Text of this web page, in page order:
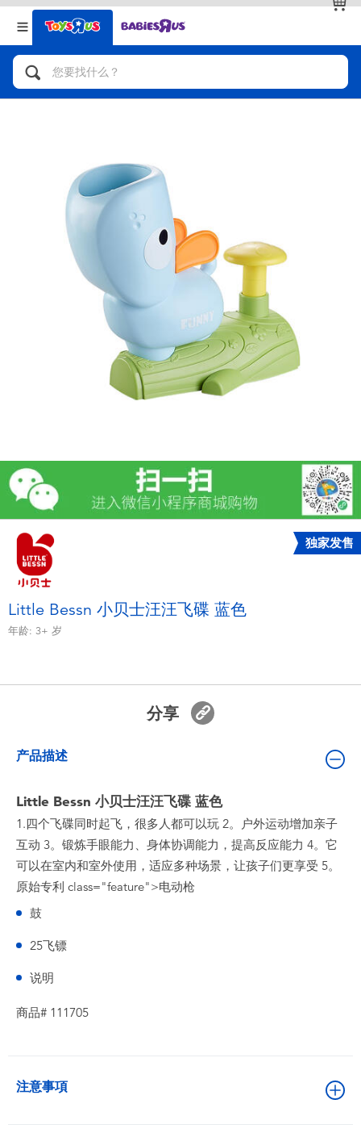
返回
分类目录
人气英雄，角色扮演，射击玩具
拼砌组合及乐高LEGO
玩具车，货车，火车及遥控系列
手工艺，文具，蜡笔，泥胶，画板
娃娃，芭比，收藏公仔
益智学习玩具
户外及运动产品
模仿，化妆及造型系列
夏日
新登场
玩具促销
返回
品牌
查看全部
独家发售
Little Bessn 小贝士汪汪飞碟 蓝色
年龄: 3+ 岁
分享
产品描述
Little Bessn 小贝士汪汪飞碟 蓝色
1.四个飞碟同时起飞，很多人都可以玩 2。户外运动增加亲子
互动 3。锻炼手眼能力、身体协调能力，提高反应能力 4。它
可以在室内和室外使用，适应多种场景，让孩子们更享受 5。
原始专利 class="feature">电动枪
鼓
25飞镖
说明
商品# 111705
注意事項